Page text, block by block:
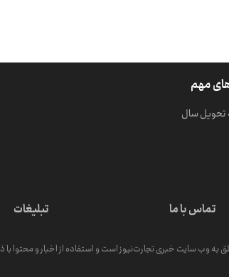
مهم
تحویل سال
تماس با ما تبلیغات
به وب سایت خبری تجارت‌نیوز است و استفاده از اخبار و محتوا با